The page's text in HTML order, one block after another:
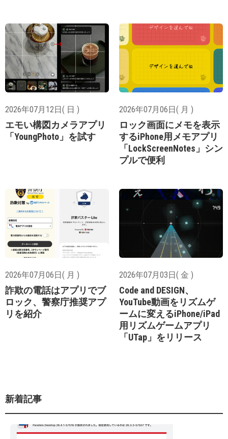
2026年07月12日( 日 )
エモい構図カメラアプリ
「YoungPhoto」を試す
2026年07月06日( 月 )
ロック画面にメモを表示
するiPhone用メモアプリ
「LockScreenNotes」シン
プルで便利
2026年07月06日( 月 )
詐欺の電話はアプリでブ
ロック、警察庁推奨アプ
リを紹介
2026年07月03日( 金 )
Code and DESIGN、
YouTube動画をリズムゲ
ームに変えるiPhone/iPad
用リズムゲームアプリ
「UTap」をリリース
新着記事